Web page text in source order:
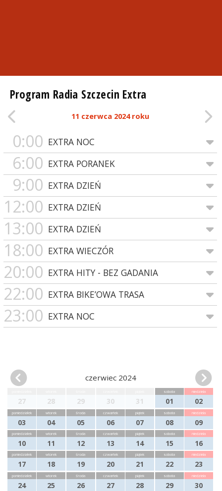
Program Radia Szczecin Extra
11 czerwca 2024 roku
0:00 EXTRA NOC
6:00 EXTRA PORANEK
9:00 EXTRA DZIEŃ
12:00 EXTRA DZIEŃ
13:00 EXTRA DZIEŃ
18:00 EXTRA WIECZÓR
20:00 EXTRA HITY - BEZ GADANIA
22:00 EXTRA BIKE’OWA TRASA
23:00 EXTRA NOC
czerwiec 2024
27 28 29 30 31
sobota
01
niedziela
02
poniedziałek
03
wtorek
04
środa
05
czwartek
06
piątek
07
sobota
08
niedziela
09
poniedziałek
10
wtorek
11
środa
12
czwartek
13
piątek
14
sobota
15
niedziela
16
poniedziałek
17
wtorek
18
środa
19
czwartek
20
piątek
21
sobota
22
niedziela
23
poniedziałek
24
wtorek
25
środa
26
czwartek
27
piątek
28
sobota
29
niedziela
30